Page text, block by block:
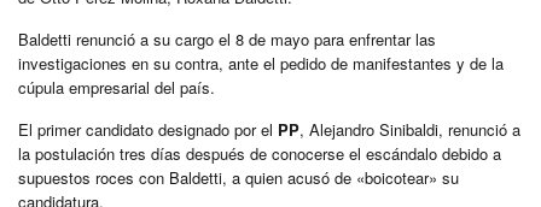
Baldetti renunció a su cargo el 8 de mayo para enfrentar las
investigaciones en su contra, ante el pedido de manifestantes y de la
cúpula empresarial del país.
El primer candidato designado por el PP, Alejandro Sinibaldi, renunció a
la postulación tres días después de conocerse el escándalo debido a
supuestos roces con Baldetti, a quien acusó de «boicotear» su
candidatura.